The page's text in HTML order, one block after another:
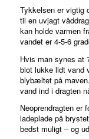
Tykkelsen er vigtig
til en uvjagt
kan holde varmen
vandet er 4-5-6
Hvis man synes at
blot lukke lidt vand
blybæltet på
vand ind i dragten
Neoprendragten
ladeplade på
bedst muligt – og